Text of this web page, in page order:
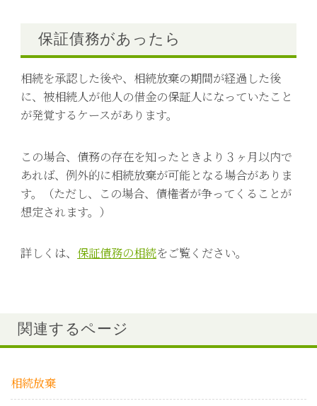
保証債務があったら
相続を承認した後や、相続放棄の期間が経過した後
に、被相続人が他人の借金の保証人になっていたこと
が発覚するケースがあります。
この場合、債務の存在を知ったときより３ヶ月以内で
あれば、例外的に相続放棄が可能となる場合がありま
す。（ただし、この場合、債権者が争ってくることが
想定されます。）
詳しくは、 保証債務の相続をご覧ください。
関連するページ
相続放棄